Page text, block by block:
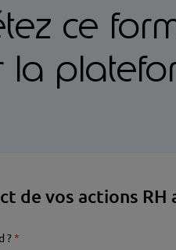
ce
la
de vos actions RH
? Required